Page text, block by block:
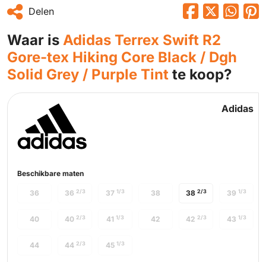
Delen
Waar is Adidas Terrex Swift R2
Gore-tex Hiking Core Black / Dgh
Solid Grey / Purple Tint te koop?
Adidas
Beschikbare maten
38 2/3
36 36 2/3 37 1/3 38 39 1/3
40 40 2/3 41 1/3 42 42 2/3 43 1/3
44 44 2/3 45 1/3